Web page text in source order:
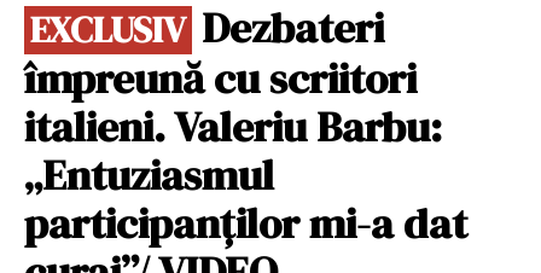
EXCLUSIV Dezbateri
împreună cu scriitori
italieni. Valeriu Barbu:
„Entuziasmul
participanților mi-a dat